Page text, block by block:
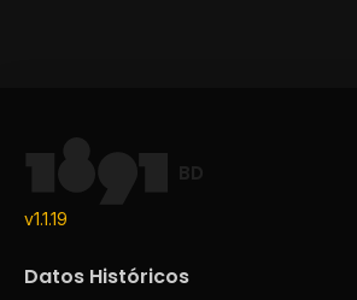
BD
v1.1.19
Datos Históricos